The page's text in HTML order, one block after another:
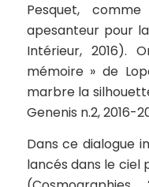
Pesquet,
apesanteur pour
Intérieur, 2016).
mémoire » de
marbre la
Genenis n.2, 2016-
Dans ce dialogue
lancés dans le ciel